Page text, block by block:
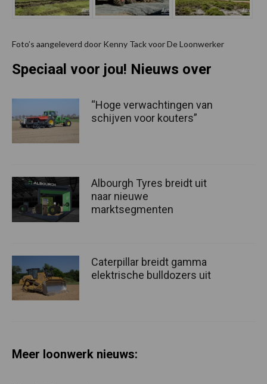
Foto’s aangeleverd door Kenny Tack voor De Loonwerker
Speciaal voor jou! Nieuws over
“Hoge verwachtingen van
schijven voor kouters”
Albourgh Tyres breidt uit
naar nieuwe
marktsegmenten
Caterpillar breidt gamma
elektrische bulldozers uit
Meer loonwerk nieuws: